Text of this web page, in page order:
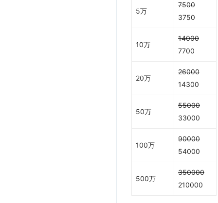
5万
7500
3750
10万
14000
7700
20万
26000
14300
50万
55000
33000
100万
90000
54000
500万
350000
210000